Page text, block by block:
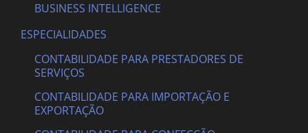
BUSINESS INTELLIGENCE
ESPECIALIDADES
CONTABILIDADE PARA PRESTADORES DE
SERVIÇOS
CONTABILIDADE PARA IMPORTAÇÃO E
EXPORTAÇÃO